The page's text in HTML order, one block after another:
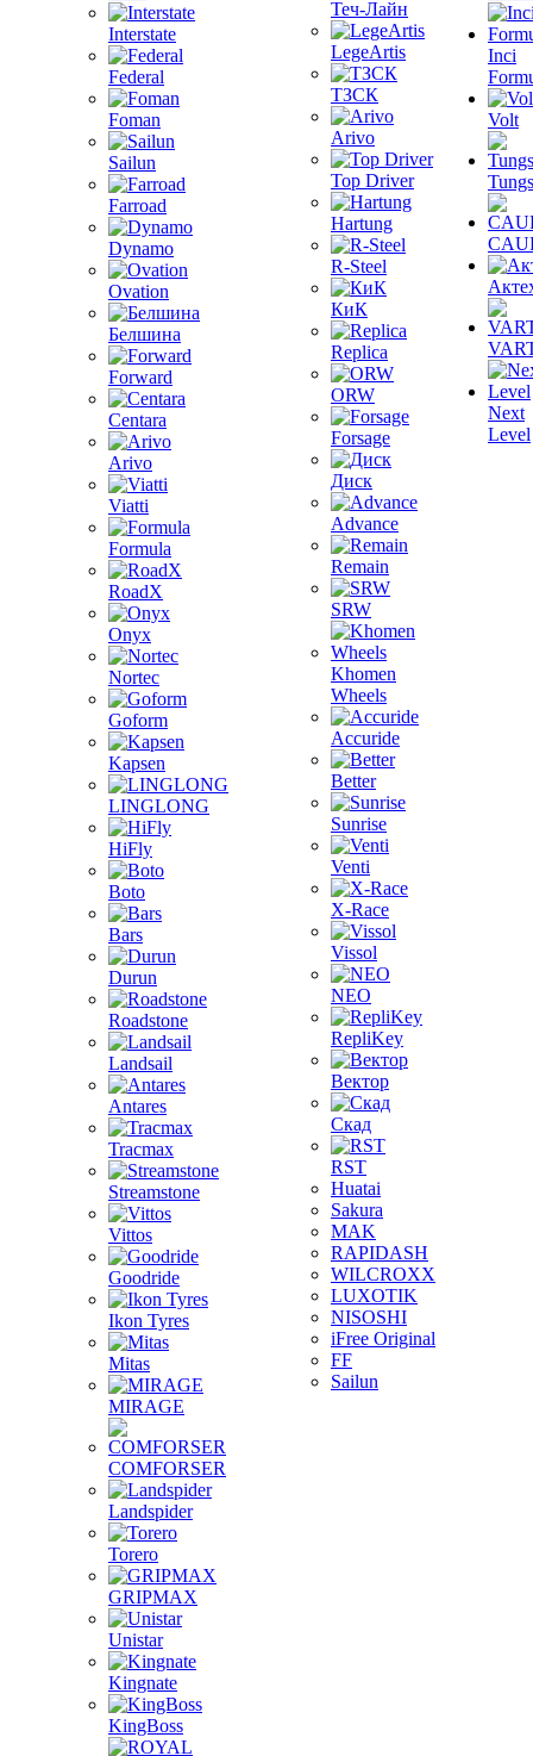
Interstate
Federal
Foman
Sailun
Farroad
Dynamo
Ovation
Белшина
Forward
Centara
Arivo
Viatti
Formula
RoadX
Onyx
Nortec
Goform
Kapsen
LINGLONG
HiFly
Boto
Bars
Durun
Roadstone
Landsail
Antares
Tracmax
Streamstone
Vittos
Goodride
Ikon Tyres
Mitas
MIRAGE
COMFORSER
Landspider
Torero
GRIPMAX
Unistar
Kingnate
KingBoss
Теч-Лайн
LegeArtis
ТЗСК
Arivo
Top Driver
Hartung
R-Steel
КиК
Replica
ORW
Forsage
Диск
Advance
Remain
SRW
Khomen
Wheels
Accuride
Better
Sunrise
Venti
X-Race
Vissol
NEO
RepliKey
Вектор
Скад
RST
Huatai
Sakura
MAK
RAPIDASH
WILCROXX
LUXOTIK
NISOSHI
iFree Original
FF
Sailun
Inci
Volt
Next
Level